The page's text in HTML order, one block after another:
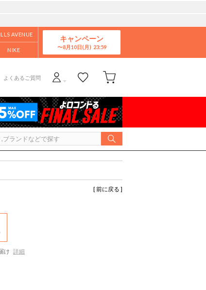
AVENUE
NIKE
キャンペーン
8月10日(月)
よくあるご質問
[ 前に戻る ]
け 詳細